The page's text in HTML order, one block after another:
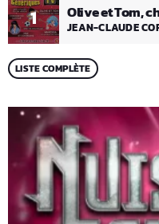
1 Olive et Tom,
JEAN-CLAUDE
LISTE COMPLÈTE